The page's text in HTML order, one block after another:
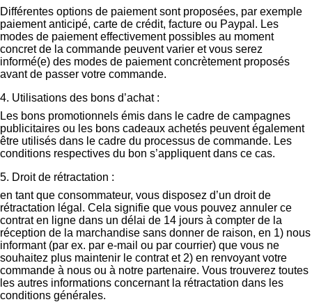
Différentes options de paiement sont proposées, par exemple
paiement anticipé, carte de crédit, facture ou Paypal. Les
modes de paiement effectivement possibles au moment
concret de la commande peuvent varier et vous serez
informé(e) des modes de paiement concrètement proposés
avant de passer votre commande.
4. Utilisations des bons d’achat :
Les bons promotionnels émis dans le cadre de campagnes
publicitaires ou les bons cadeaux achetés peuvent également
être utilisés dans le cadre du processus de commande. Les
conditions respectives du bon s’appliquent dans ce cas.
5. Droit de rétractation :
en tant que consommateur, vous disposez d’un droit de
rétractation légal. Cela signifie que vous pouvez annuler ce
contrat en ligne dans un délai de 14 jours à compter de la
réception de la marchandise sans donner de raison, en 1) nous
informant (par ex. par e-mail ou par courrier) que vous ne
souhaitez plus maintenir le contrat et 2) en renvoyant votre
commande à nous ou à notre partenaire. Vous trouverez toutes
les autres informations concernant la rétractation dans les
conditions générales.